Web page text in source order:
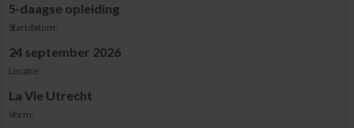
5-daagse opleiding
Startdatum:
24 september 2026
Locatie:
La Vie Utrecht
Vorm: